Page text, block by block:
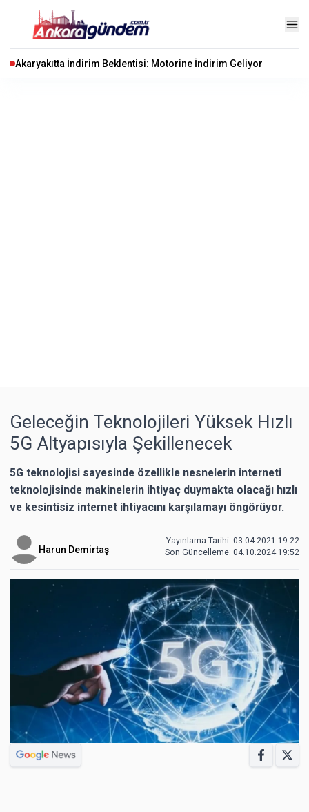
Akaryakıtta İndirim Beklentisi: Motorine İndirim Geliyor
Geleceğin Teknolojileri Yüksek Hızlı
5G Altyapısıyla Şekillenecek
5G teknolojisi sayesinde özellikle nesnelerin interneti
teknolojisinde makinelerin ihtiyaç duymakta olacağı hızlı
ve kesintisiz internet ihtiyacını karşılamayı öngörüyor.
Harun Demirtaş
Yayınlama Tarihi: 03.04.2021 19:22
Son Güncelleme: 04.10.2024 19:52